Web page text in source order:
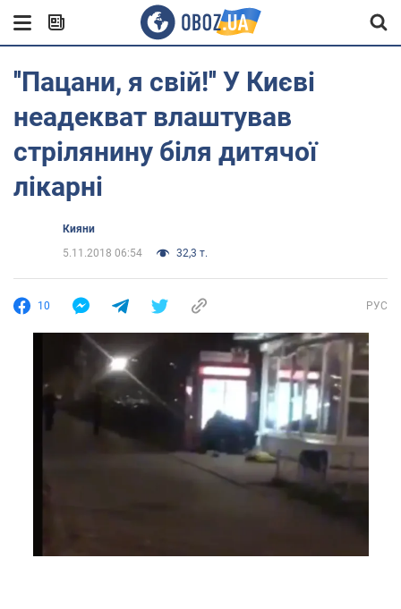
''Пацани, я свій!'' У Києві
неадекват влаштував
стрілянину біля дитячої
лікарні
Кияни
5.11.2018 06:54
32,3 т.
10 РУС